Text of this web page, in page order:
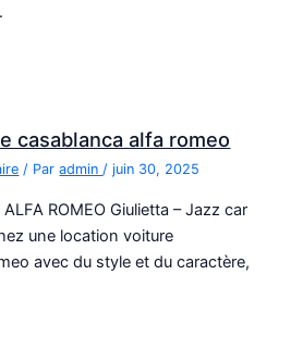
casablanca alfa romeo
/ Paradmin/juin 30, 2025
ROMEO Giulietta – Jazz car
une location voiture
avec du style et du caractère,